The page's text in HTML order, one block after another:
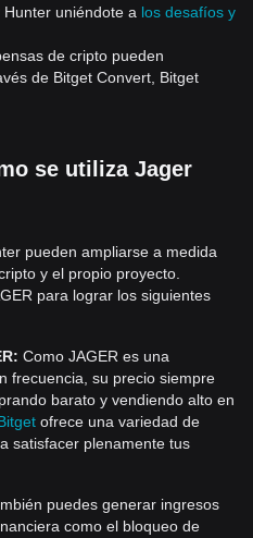
uniéndote a los desafíos y
de cripto pueden
de Bitget Convert, Bitget
se utiliza Jager
pueden ampliarse a medida
y el propio proyecto.
para lograr los siguientes
Como JAGER es una
frecuencia, su precio siempre
barato y vendiendo alto en
ofrece una variedad de
satisfacer plenamente tus
puedes generar ingresos
como el bloqueo de